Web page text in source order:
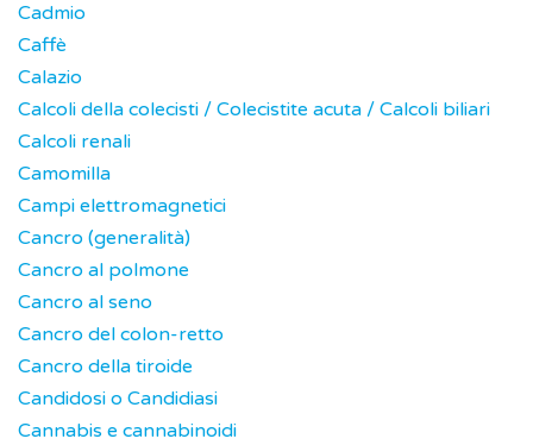
Cadmio
Caffè
Calazio
Calcoli della colecisti / Colecistite acuta / Calcoli biliari
Calcoli renali
Camomilla
Campi elettromagnetici
Cancro (generalità)
Cancro al polmone
Cancro al seno
Cancro del colon-retto
Cancro della tiroide
Candidosi o Candidiasi
Cannabis e cannabinoidi